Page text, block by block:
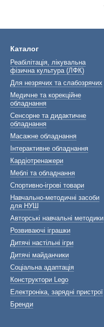
Каталог
Реабілітація, лікувальна
фізична культура (ЛФК)
Для незрячих та слабозрячих
Медичне та корекційне
обладнання
Сенсорне та дидактичне
обладнання
Масажне обладнання
Інтерактивне обладнання
Кардіотренажери
Меблі та обладнання
Спортивно-ігрові товари
Навчально-методичні засоби
для НУШ
Авторські навчальні методики
Розвиваючі іграшки
Дитячі настільні ігри
Дитячі майданчики
Соціальна адаптація
Конструктори Lego
Електроніка, зарядні пристрої
Бренди